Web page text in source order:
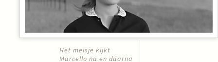
Het meisje kijkt
Marcello na en daarna